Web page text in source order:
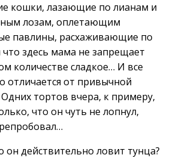
кошки, лазающие по лианам и
лозам, оплетающим
павлины, расхаживающие по
здесь мама не запрещает
количестве сладкое… И все
отличается от привычной
тортов вчера, к примеру,
что он чуть не лопнул,
действительно ловит тунца?